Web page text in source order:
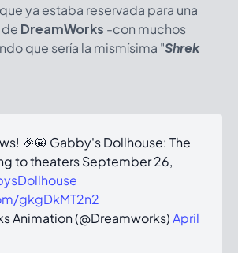
ya estaba reservada para una
DreamWorks -con muchos
que sería la mismísima "Shrek
🎉😸 Gabby's Dollhouse: The
to theaters September 26,
gkgDkMT2n2
Animation (@Dreamworks)April